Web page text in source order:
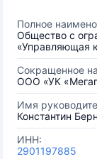
Полное
Общество с
«Управляющая
Сокращенное
ООО «УК
Имя
Константин
ИНН:
2901197885